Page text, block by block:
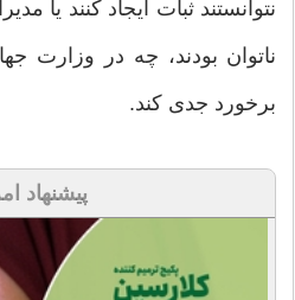
نتوانستند ثبات ایجاد کنند یا
ناتوان بودند، چه در وزارت
برخورد جدی کند.
پیشنهاد